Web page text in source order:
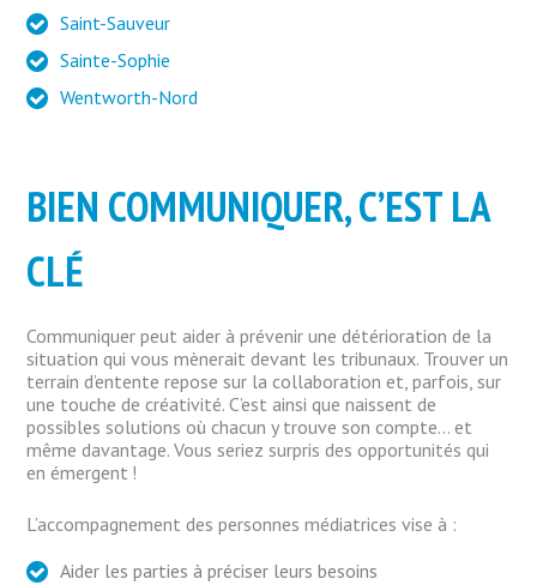
Saint-Sauveur
Sainte-Sophie
Wentworth-Nord
BIEN COMMUNIQUER, C’EST LA
CLÉ
Communiquer peut aider à prévenir une détérioration de la
situation qui vous mènerait devant les tribunaux. Trouver un
terrain d’entente repose sur la collaboration et, parfois, sur
une touche de créativité. C’est ainsi que naissent de
possibles solutions où chacun y trouve son compte… et
même davantage. Vous seriez surpris des opportunités qui
en émergent !
L’accompagnement des personnes médiatrices vise à :
Aider les parties à préciser leurs besoins